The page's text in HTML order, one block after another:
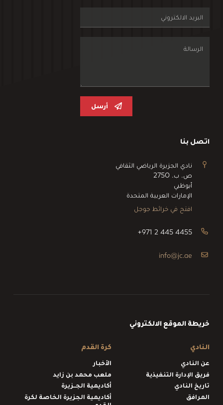
أرسل
اتصل بنا
نادي الجزيرة الرياضي الثقافي
ص. ب. 2750
أبوظبي
الإمارات العربية المتحدة
افتح في خرائط جوجل
+971 2 445 4455
info@jc.ae
خريطة الموقع الالكتروني
النادي
عن النادي
فريق الإدارة التنفيذية
تاريخ النادي
المرافق
كرة القدم
الأخبار
ملعب محمد بن زايد
أكاديمية الجــزيرة
أكاديمية الجزيرة الخاصة لكرة